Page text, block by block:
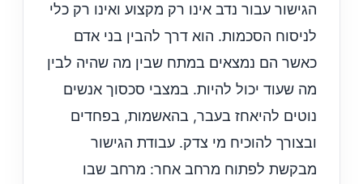
הגישור עבור נדב אינו רק מקצוע ואינו רק כלי
לניסוח הסכמות. הוא דרך להבין בני אדם
כאשר הם נמצאים במתח שבין מה שהיה לבין
מה שעוד יכול להיות. במצבי סכסוך אנשים
נוטים להיאחז בעבר, בהאשמות, בפחדים
ובצורך להוכיח מי צדק. עבודת הגישור
מבקשת לפתוח מרחב אחר: מרחב שבו